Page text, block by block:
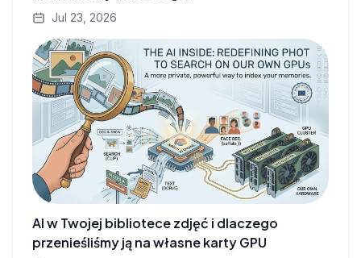
Jul 23, 2026
AI w Twojej bibliotece zdjęć i dlaczego
przenieśliśmy ją na własne karty GPU